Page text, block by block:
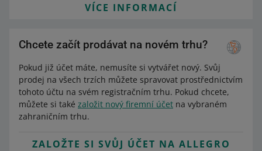
VÍCE INFORMACÍ
Chcete začít prodávat na novém trhu?
Pokud již účet máte, nemusíte si vytvářet nový. Svůj
prodej na všech trzích můžete spravovat prostřednictvím
tohoto účtu na svém registračním trhu. Pokud chcete,
můžete si také založit nový firemní účet na vybraném
zahraničním trhu.
ZALOŽTE SI SVŮJ ÚČET NA ALLEGRO